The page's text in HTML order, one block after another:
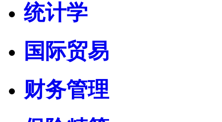
统计学
国际贸易
财务管理